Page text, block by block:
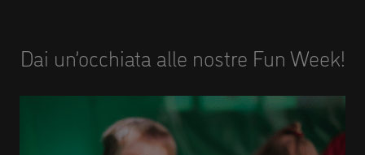
Dai un’occhiata alle nostre Fun Week!